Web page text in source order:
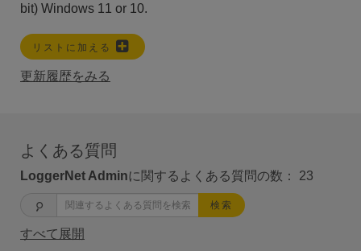
bit) Windows 11 or 10.
リストに加える
更新履歴をみる
よくある質問
LoggerNet Adminに関するよくある質問の数： 23
検索
すべて展開